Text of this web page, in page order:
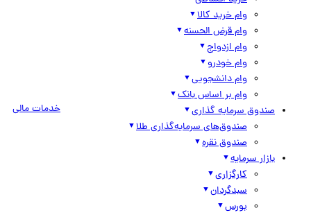
وام خرید کالا
وام قرض الحسنه
وام ازدواج
وام خودرو
وام دانشجویی
وام بر اساس بانک
صندوق سرمایه گذاری
صندوق‌های سرمایه‌گذاری طلا
صندوق نقره
بازار سرمایه
کارگزاری
سبدگردان
بورس
خدمات مالی